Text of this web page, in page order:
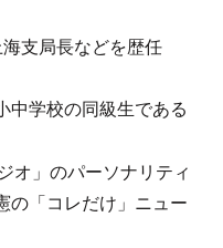
支局長などを歴任
中学校の同級生である
オ」のパーソナリティ
の「コレだけ」ニュー